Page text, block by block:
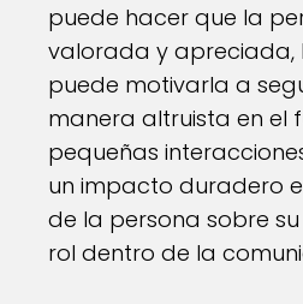
puede hacer que la
valorada y apreciada,
puede motivarla a
manera altruista en el
pequeñas
un impacto duradero
de la persona sobre
rol dentro de la